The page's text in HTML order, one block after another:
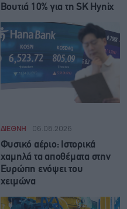
Βουτιά 10% για τη SK Hynix
ΔΙΕΘΝΗ 06.08.2026
Φυσικό αέριο: Ιστορικά
χαμηλά τα αποθέματα στην
Ευρώπη ενόψει του
χειμώνα